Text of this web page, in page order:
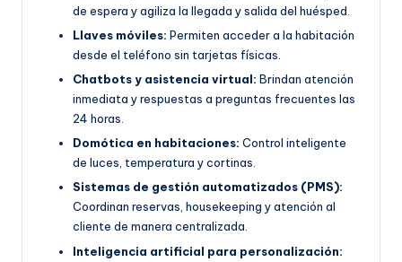
de espera y agiliza la llegada y salida del huésped.
Llaves móviles: Permiten acceder a la habitación
desde el teléfono sin tarjetas físicas.
Chatbots y asistencia virtual: Brindan atención
inmediata y respuestas a preguntas frecuentes las
24 horas.
Domótica en habitaciones: Control inteligente
de luces, temperatura y cortinas.
Sistemas de gestión automatizados (PMS):
Coordinan reservas, housekeeping y atención al
cliente de manera centralizada.
Inteligencia artificial para personalización: